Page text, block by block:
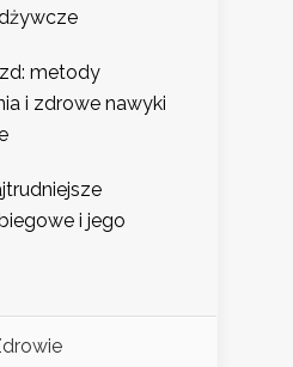
metody
i zdrowe nawyki
i jego